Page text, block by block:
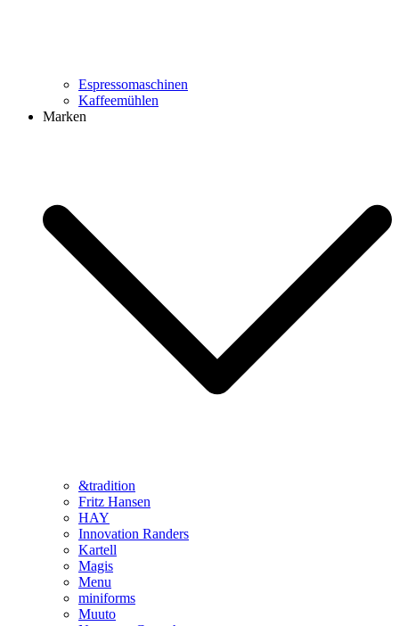
Espressomaschinen
Kaffeemühlen
Marken
&tradition
Fritz Hansen
HAY
Innovation Randers
Kartell
Magis
Menu
miniforms
Muuto